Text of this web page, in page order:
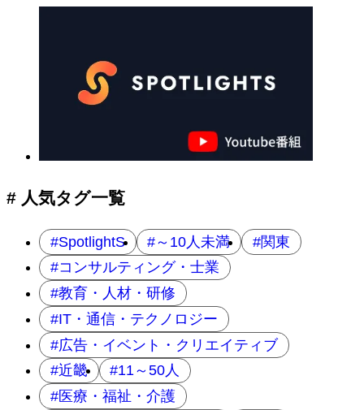
# 人気タグ一覧
SpotlightS ～10人未満
関東
コンサルティング・士業
教育・人材・研修
IT・通信・テクノロジー
広告・イベント・クリエイティブ
近畿
11～50人
医療・福祉・介護